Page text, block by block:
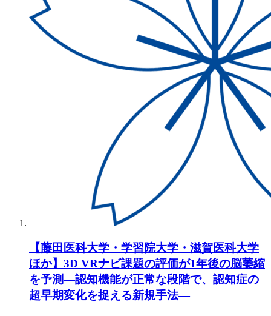
【藤田医科大学・学習院大学・滋賀医科大学
ほか】3D VRナビ課題の評価が1年後の脳萎縮
を予測―認知機能が正常な段階で、認知症の
超早期変化を捉える新規手法―